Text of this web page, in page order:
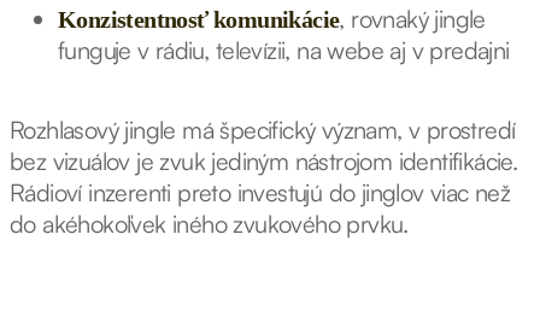
Konzistentnosť komunikácie, rovnaký jingle
funguje v rádiu, televízii, na webe aj v predajni
Rozhlasový jingle má špecifický význam, v prostredí
bez vizuálov je zvuk jediným nástrojom identifikácie.
Rádioví inzerenti preto investujú do jinglov viac než
do akéhokoľvek iného zvukového prvku.